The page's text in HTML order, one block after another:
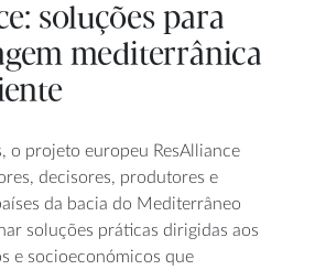
soluções para
mediterrânica
o projeto europeu ResAlliance
decisores, produtores e
da bacia do Mediterrâneo
soluções práticas dirigidas aos
e socioeconómicos que